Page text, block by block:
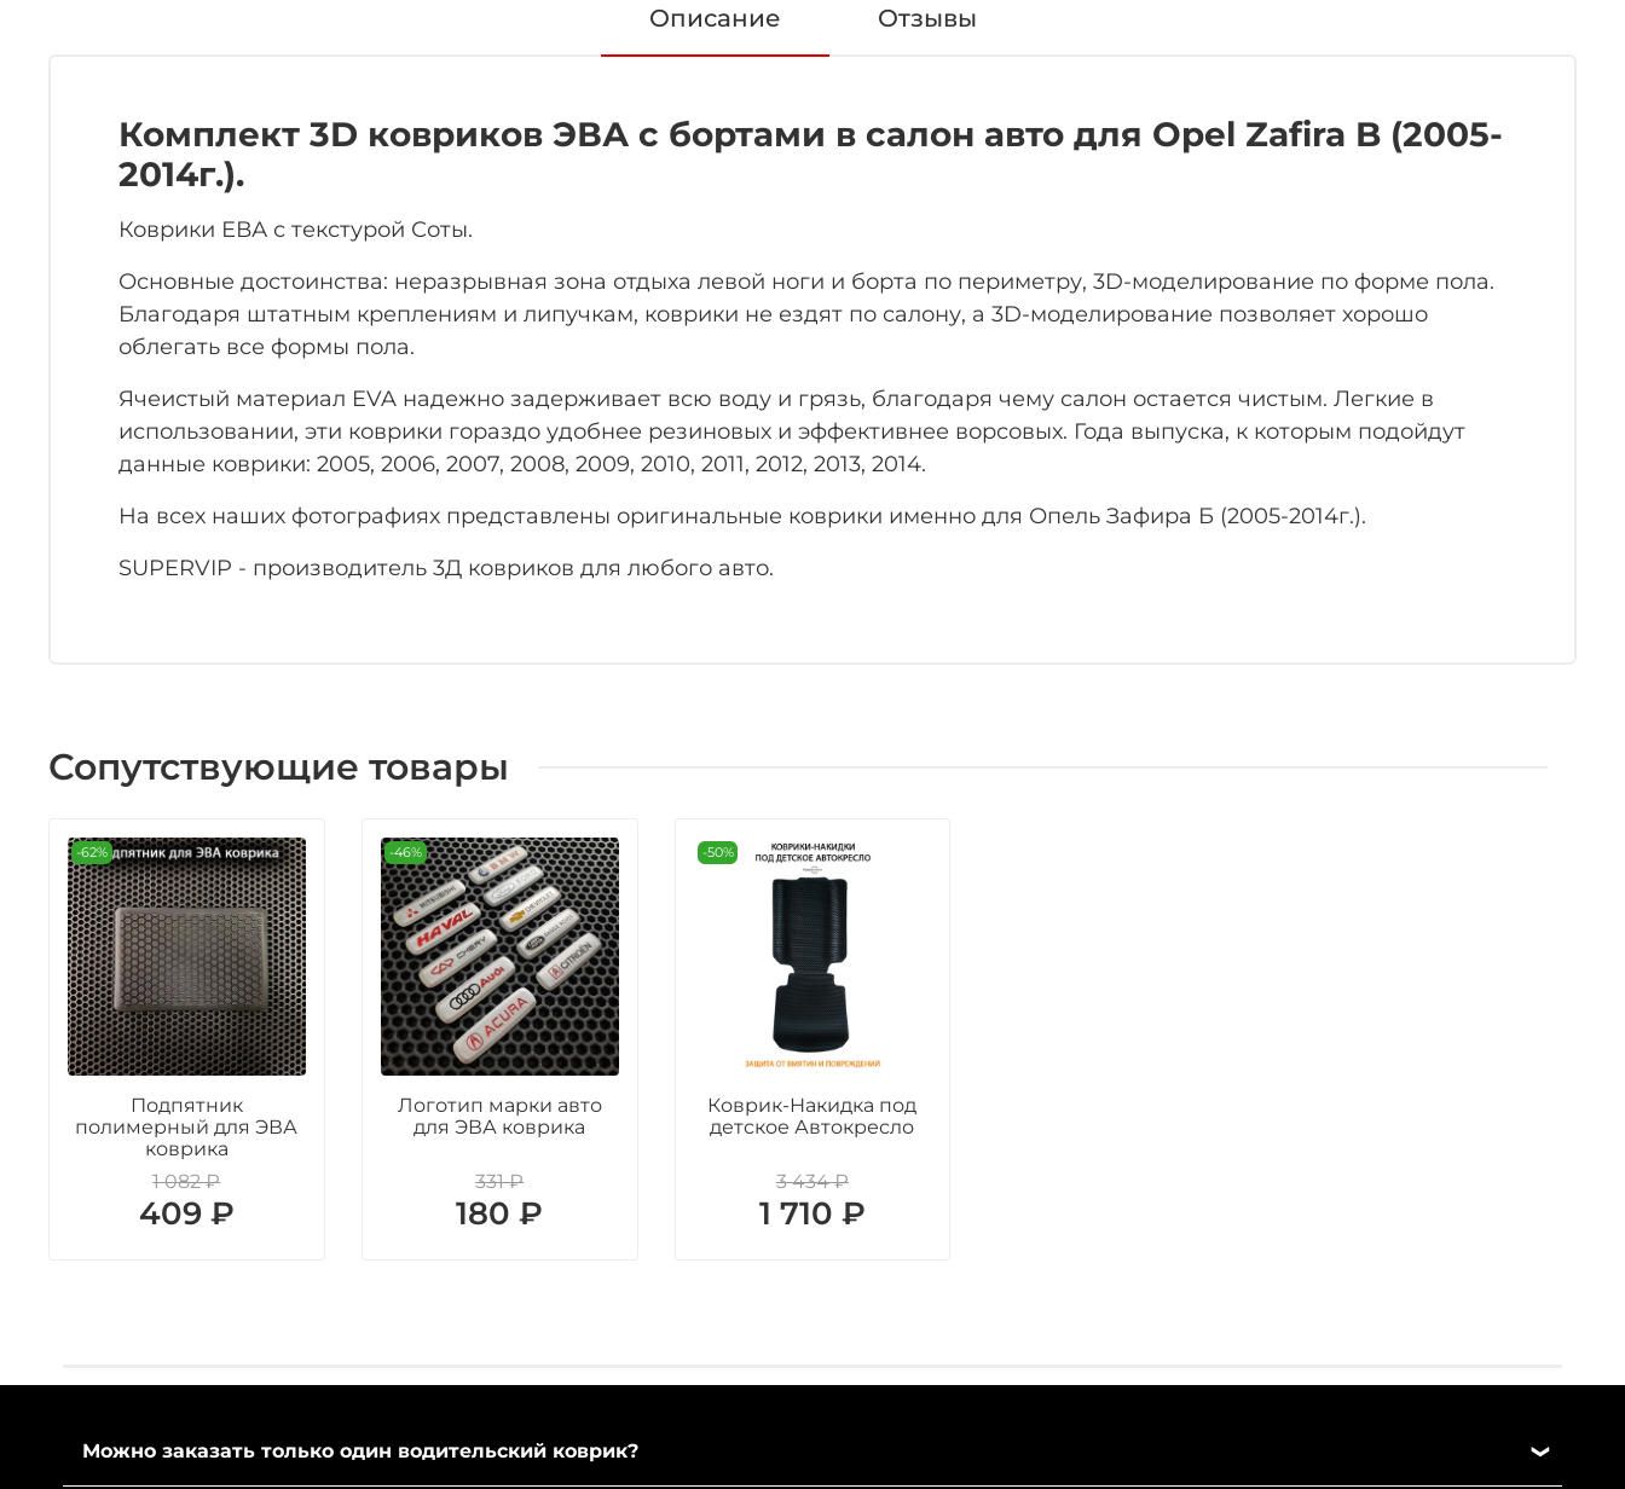
Описание Отзывы
Комплект 3D ковриков ЭВА с бортами в салон авто для Opel Zafira B (2005-
2014г.).
Коврики ЕВА с текстурой Соты.
Основные достоинства: неразрывная зона отдыха левой ноги и борта по периметру, 3D-моделирование по форме пола.
Благодаря штатным креплениям и липучкам, коврики не ездят по салону, а 3D-моделирование позволяет хорошо
облегать все формы пола.
Ячеистый материал EVA надежно задерживает всю воду и грязь, благодаря чему салон остается чистым. Легкие в
использовании, эти коврики гораздо удобнее резиновых и эффективнее ворсовых. Года выпуска, к которым подойдут
данные коврики: 2005, 2006, 2007, 2008, 2009, 2010, 2011, 2012, 2013, 2014.
На всех наших фотографиях представлены оригинальные коврики именно для Опель Зафира Б (2005-2014г.).
SUPERVIP - производитель 3Д ковриков для любого авто.
Сопутствующие товары
-62%
Подпятник
полимерный для ЭВА
коврика
1 082 ₽
409 ₽
-46%
Логотип марки авто
для ЭВА коврика
331 ₽
180 ₽
-50%
Коврик-Накидка под
детское Автокресло
3 434 ₽
1 710 ₽
Можно заказать только один водительский коврик?